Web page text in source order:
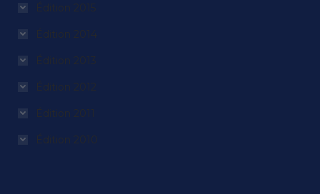
Édition 2015
Édition 2014
Édition 2013
Édition 2012
Édition 2011
Édition 2010